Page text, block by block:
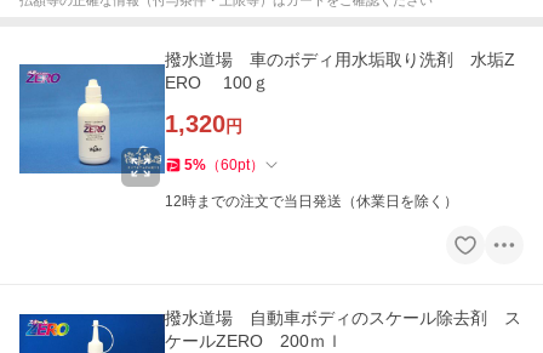
撥水道場 車のボディ用水垢取り洗剤 水垢Z
ERO 100ｇ
1,320円
5% （60pt）
12時までの注文で当日発送（休業日を除く）
撥水道場 自動車ボディのスケール除去剤 ス
ケールZERO 200ｍｌ